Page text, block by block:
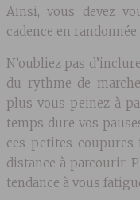
Ainsi, vous devez
cadence en randonnée.
N’oubliez pas
du rythme de
plus vous peinez à
temps dure vos
ces petites
distance à parcourir.
tendance à vous